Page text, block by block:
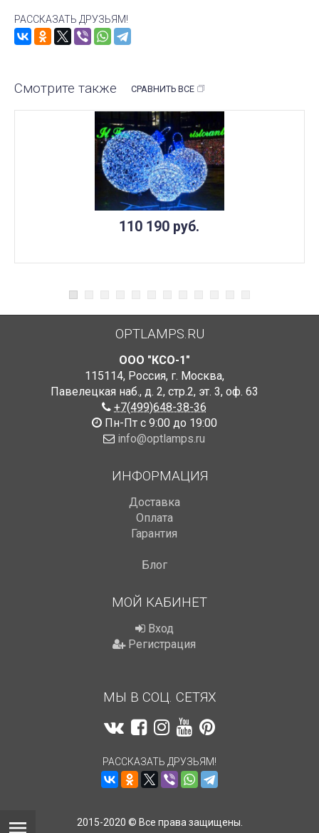
РАССКАЗАТЬ ДРУЗЬЯМ!
Смотрите также СРАВНИТЬ ВСЕ
110 190 руб.
OPTLAMPS.RU
ООО "КСО-1"
115114, Россия, г. Москва,
Павелецкая наб., д. 2, стр.2, эт. 3, оф. 63
+7(499)648-38-36
Пн-Пт с 9:00 до 19:00
info@optlamps.ru
ИНФОРМАЦИЯ
Доставка
Оплата
Гарантия
Блог
МОЙ КАБИНЕТ
Вход
Регистрация
МЫ В СОЦ. СЕТЯХ
РАССКАЗАТЬ ДРУЗЬЯМ!
2015-2020 © Все права защищены.